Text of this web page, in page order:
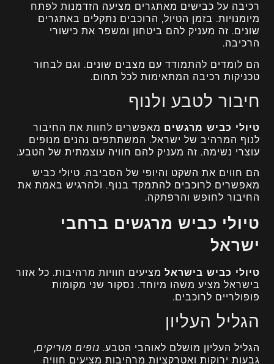
רכיבה על כבישים מאתגרים מציעה הזדמנות לפתח
מיומנויות. בזמן הטיול, הרוכבים נתקלים באתגרים
שונים. זה מעניק להם ביטחון ומשפר את כישורי
הרכיבה.
הם לומדים להתמודד עם מצבים שונים. וגם לבחור
טכניקות רכיבה המתאימות לכל תחום.
חיבור לטבע ולנוף
טיולי כביש מרגשים מאפשרים לחוות את החיבור
לנוף המרהיב של ישראל. המשתתפים נהנים מנופים
עוצרי נשימה. זה מעניק להם חוויה עוצמתית של הטבע.
הם חווים את השקט והיופי של הסביבה. טיולי כביש
מאפשרים לרוכבים להתמקד בנוף. ולהרגיש באמת את
החיבור לחופש והרפתקה.
טיולי כביש מרגשים ברחבי
ישראל
טיולי כביש בישראל מציעים חוויות מרהיבות. כל אזור
בישראל מציע משהו מיוחד. נסקור שני מקומות
פופולריים לרוכבים.
הגליל העליון
הגליל העליון מושלם לאוהבי הטבע. נופים מוריקים,
גבעות ירוקות ואטרקציות מרהיבות מציעים חוויה